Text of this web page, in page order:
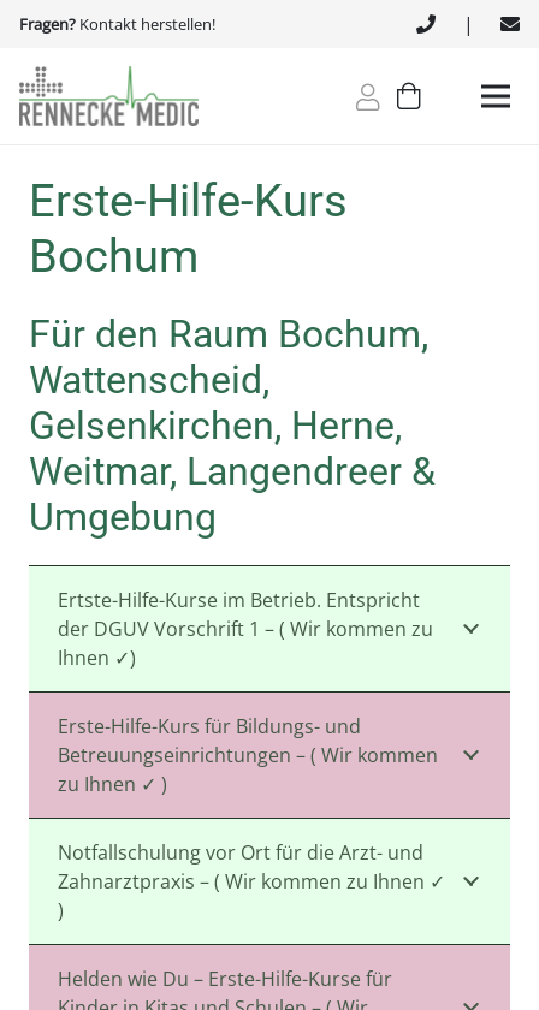
Fragen? Kontakt herstellen! |
Erste-Hilfe-Kurs
Bochum
Für den Raum Bochum,
Wattenscheid,
Gelsenkirchen, Herne,
Weitmar, Langendreer &
Umgebung
Ertste-Hilfe-Kurse im Betrieb. Entspricht
der DGUV Vorschrift 1 – ( Wir kommen zu
Ihnen ✓)
Erste-Hilfe-Kurs für Bildungs- und
Betreuungseinrichtungen – ( Wir kommen
zu Ihnen ✓ )
Notfallschulung vor Ort für die Arzt- und
Zahnarztpraxis – ( Wir kommen zu Ihnen ✓
)
Helden wie Du – Erste-Hilfe-Kurse für